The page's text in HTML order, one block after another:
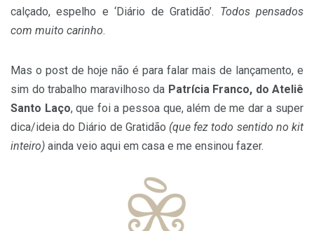
calçado, espelho e ‘Diário de Gratidão’. Todos pensados
com muito carinho.
Mas o post de hoje não é para falar mais de lançamento, e
sim do trabalho maravilhoso da Patrícia Franco, do Ateliê
Santo Laço, que foi a pessoa que, além de me dar a super
dica/ideia do Diário de Gratidão (que fez todo sentido no kit
inteiro) ainda veio aqui em casa e me ensinou fazer.